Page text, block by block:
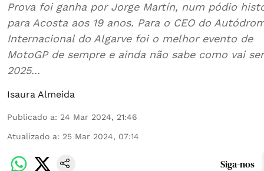
Prova foi ganha por Jorge Martín, num pódio
para Acosta aos 19 anos. Para o CEO do
Internacional do Algarve foi o melhor evento de
MotoGP de sempre e ainda não sabe como vai
2025...
Isaura Almeida
Publicado a: 24 Mar 2024, 21:46
Atualizado a: 25 Mar 2024, 07:14
Siga-nos